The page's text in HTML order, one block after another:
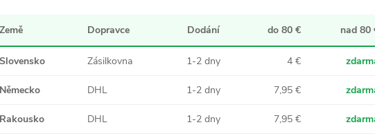
Země Dopravce Dodání do 80 € nad 80
Slovensko Zásilkovna 1-2 dny 4 €
Německo DHL 1-2 dny 7,95 €
Rakousko DHL 1-2 dny 7,95 €